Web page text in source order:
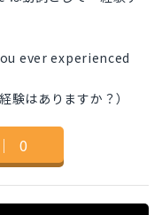
ever experienced
験はありますか？）
｜ 0